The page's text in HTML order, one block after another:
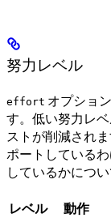
努力レベル
effort オプショ
す。低い努力レ
ストが削減され
ポートしている
しているかについ
レベル 動作